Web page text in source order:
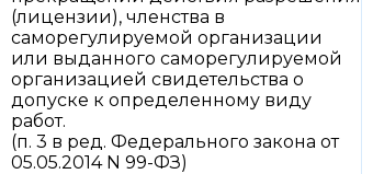
(лицензии), членства в
саморегулируемой организации
или выданного саморегулируемой
организацией свидетельства о
допуске к определенному виду
работ.
(п. 3 в ред. Федерального закона от
05.05.2014 N 99-ФЗ)